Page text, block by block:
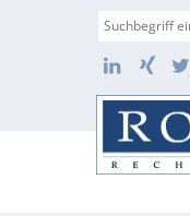
Suche
LinkedIn
Xing